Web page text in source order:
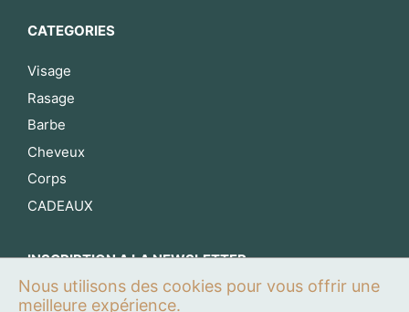
CATEGORIES
Visage
Rasage
Barbe
Cheveux
Corps
CADEAUX
INSCRIPTION A LA NEWSLETTER
S’inscrire maintenant
Nous utilisons des cookies pour vous offrir une
meilleure expérience.